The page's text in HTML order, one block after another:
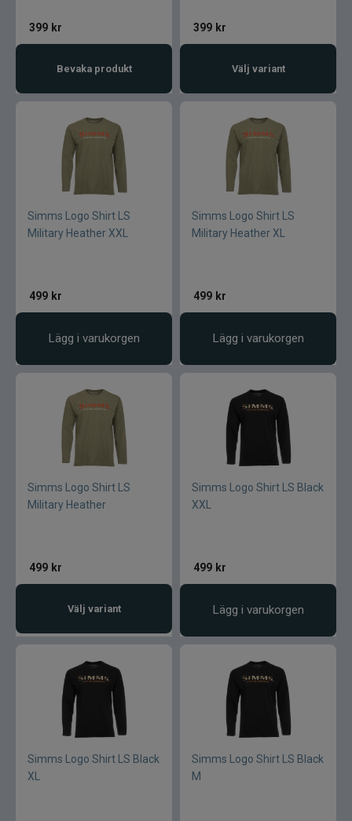
399 kr
Bevaka produkt
399 kr
Välj variant
Simms Logo Shirt LS
Military Heather XXL
499 kr
Lägg i varukorgen
Simms Logo Shirt LS
Military Heather XL
499 kr
Lägg i varukorgen
Simms Logo Shirt LS
Military Heather
499 kr
Välj variant
Simms Logo Shirt LS Black
XXL
499 kr
Lägg i varukorgen
Simms Logo Shirt LS Black
XL
Simms Logo Shirt LS Black
M